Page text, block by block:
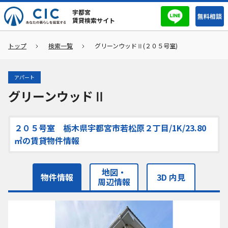
宇都宮
賃貸検索サイト
無料相談
トップ 検索一覧 グリーンウッドⅡ(２０５号室)
アパート
グリーンウッドⅡ
２０５号室 栃木県宇都宮市若松原２丁目/1K/23.80
㎡の賃貸物件情報
物件情報 地図・
周辺情報 3D 内見